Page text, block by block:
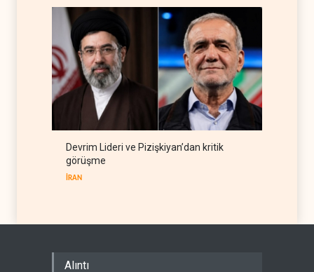
Devrim Lideri ve Pizişkiyan’dan kritik
görüşme
İRAN
Alıntı